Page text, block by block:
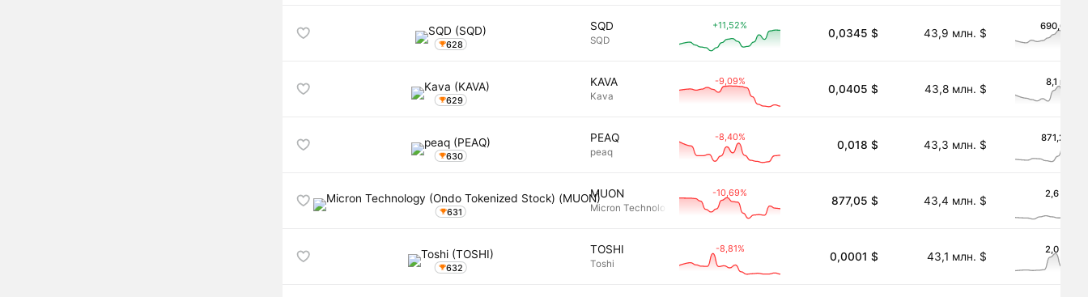
628
SQD
SQD
+11,52%
0,0345 $ 43,9 млн. $
690,6
629
KAVA
Kava
-9,09%
0,0405 $ 43,8 млн. $
8,1 млн. $
630
PEAQ
peaq
-8,40%
0,018 $ 43,3 млн. $
871,2 тыс.
631
MUON
Micron Technology (Ondo Tokenized Stock)
-10,69%
877,05 $ 43,4 млн. $
2,6 млн.
632
TOSHI
Toshi
-8,81%
0,0001 $ 43,1 млн. $
2,0 млн.